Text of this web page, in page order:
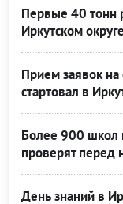
Первые 40 тонн
Иркутском округе
Прием заявок
стартовал в
Более 900 школ
проверят
День знаний в